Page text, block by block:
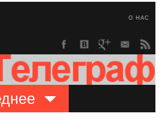
О НАС